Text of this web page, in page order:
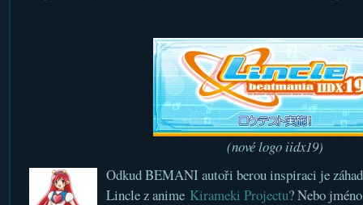
(nové logo iidx19)
Odkud BEMANI autoři berou inspiraci je
Lincle z anime Kirameki Projectu? Nebo